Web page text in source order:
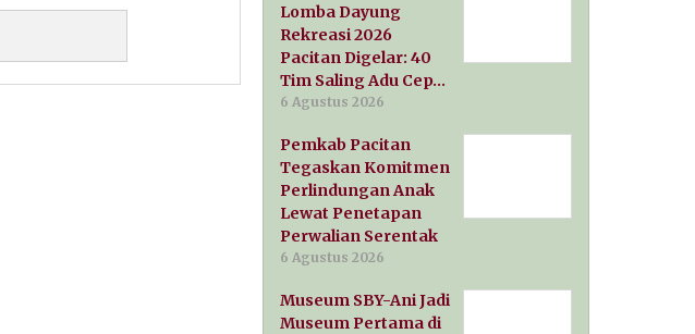
Lomba Dayung
Rekreasi 2026
Pacitan Digelar: 40
Tim Saling Adu Cep…
6 Agustus 2026
Pemkab Pacitan
Tegaskan Komitmen
Perlindungan Anak
Lewat Penetapan
Perwalian Serentak
6 Agustus 2026
Museum SBY-Ani Jadi
Museum Pertama di